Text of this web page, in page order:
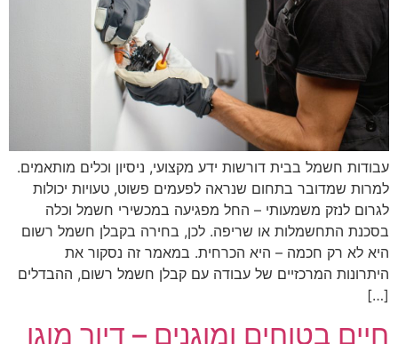
עבודות חשמל בבית דורשות ידע מקצועי, ניסיון וכלים מותאמים.
למרות שמדובר בתחום שנראה לפעמים פשוט, טעויות יכולות
לגרום לנזק משמעותי – החל מפגיעה במכשירי חשמל וכלה
בסכנת התחשמלות או שריפה. לכן, בחירה בקבלן חשמל רשום
היא לא רק חכמה – היא הכרחית. במאמר זה נסקור את
היתרונות המרכזיים של עבודה עם קבלן חשמל רשום, ההבדלים
[…]
חיים בטוחים ומוגנים – דיור מוגן